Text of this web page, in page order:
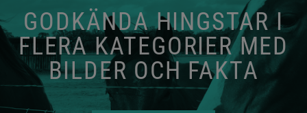
GODKÄNDA HINGSTAR I
FLERA KATEGORIER MED
BILDER OCH FAKTA